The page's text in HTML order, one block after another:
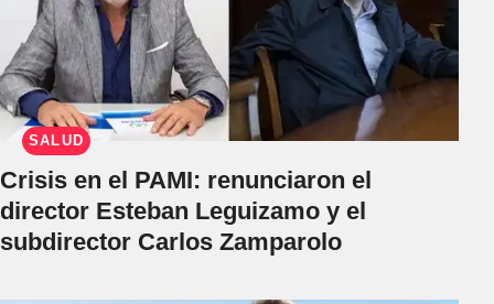
SALUD
Crisis en el PAMI: renunciaron el
director Esteban Leguizamo y el
subdirector Carlos Zamparolo